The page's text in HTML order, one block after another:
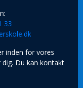
33
inden for vores
Du kan kontakt